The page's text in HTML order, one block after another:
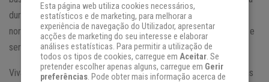
dura para sempre, e desde já devemos aprender que isso é
normal, e a enfrentar cada uma dessas situações com coragem e
serenidade.
Viva o presente, não se responsabilize pela vida e pelas escolhas
Esta página web utiliza cookies necessários,
estatísticos e de marketing, para melhorar a
experiência de navegação do Utilizador, apresentar
acções de marketing do seu interesse e elaborar
análises estatísticas. Para permitir a utilização de
todos os tipos de cookies, carregue em Aceitar. Se
pretender escolher apenas alguns, carregue em Gerir
preferências. Pode obter mais informação acerca de